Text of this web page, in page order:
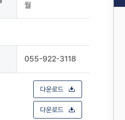
월
055-922-3118
다운로드
다운로드